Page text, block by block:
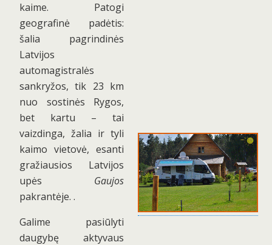
kaime. Patogi
geografinė padėtis:
šalia pagrindinės
Latvijos
automagistralės
sankryžos, tik 23 km
nuo sostinės Rygos,
bet kartu – tai
vaizdinga, žalia ir tyli
kaimo vietovė, esanti
gražiausios Latvijos
upės Gaujos
pakrantėje. .
Galime pasiūlyti
daugybę aktyvaus